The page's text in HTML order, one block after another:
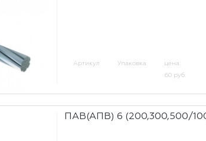
Артикул Упаковка
цена:
60 руб.
ПАВ(АПВ) 6 (200,300,500/